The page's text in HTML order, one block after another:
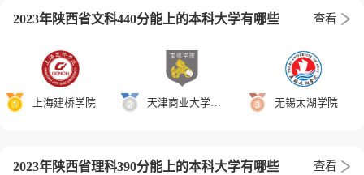
2023年陕西省文科440分能上的本科大学有哪些 查看
上海建桥学院 天津商业大学宝德学院 无锡太湖学院
2023年陕西省理科390分能上的本科大学有哪些 查看